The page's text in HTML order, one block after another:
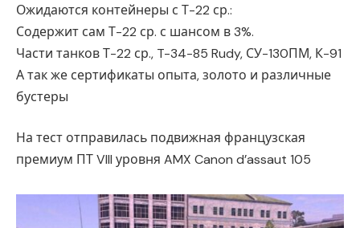
Ожидаются контейнеры с Т-22 ср.:
Содержит сам Т-22 ср. с шансом в 3%.
Части танков Т-22 ср., T-34-85 Rudy, СУ-130ПМ, К-91
А так же сертификаты опыта, золото и различные
бустеры
На тест отправилась подвижная французская
премиум ПТ VIII уровня AMX Canon d’assaut 105